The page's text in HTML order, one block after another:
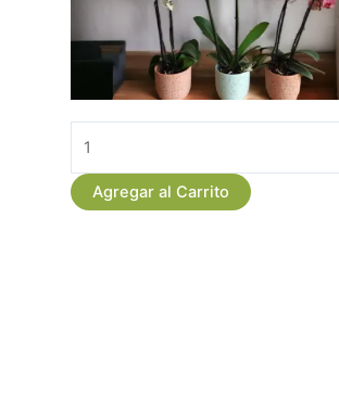
Planta
Phalaenopsis
2
Agregar al Carrito